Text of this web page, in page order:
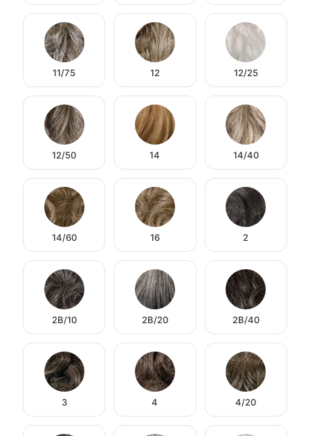
11/75 12 12/25
12/50 14 14/40
14/60 16 2
2B/10 2B/20 2B/40
3 4 4/20